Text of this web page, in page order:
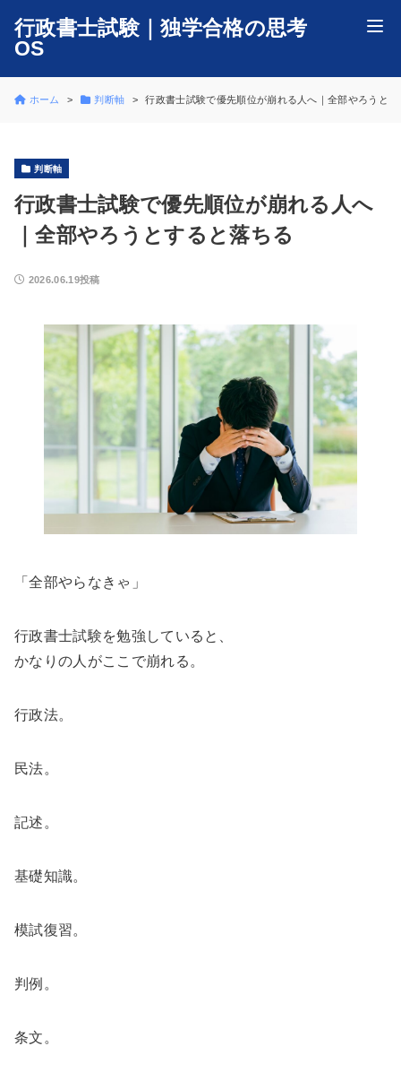
行政書士試験｜独学合格の思考
OS
ホーム 判断軸 行政書士試験で優先順位が崩れる人へ｜全部やろうと
判断軸
行政書士試験で優先順位が崩れる人へ
｜全部やろうとすると落ちる
2026.06.19投稿
「全部やらなきゃ」
行政書士試験を勉強していると、
かなりの人がここで崩れる。
行政法。
民法。
記述。
基礎知識。
模試復習。
判例。
条文。